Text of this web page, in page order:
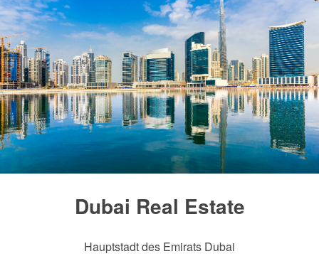
Dubai Real Estate
Hauptstadt des Emirats Dubai